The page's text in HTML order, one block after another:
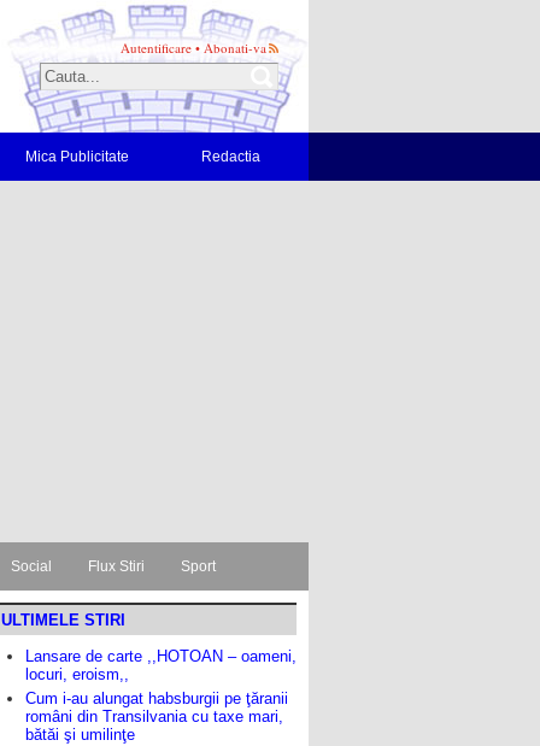
Autentificare • Abonati-va
Mica Publicitate Redactia
Social Flux Stiri Sport
ULTIMELE STIRI
Lansare de carte ,,HOTOAN – oameni,
locuri, eroism,,
Cum i-au alungat habsburgii pe ţăranii
români din Transilvania cu taxe mari,
bătăi şi umilinţe